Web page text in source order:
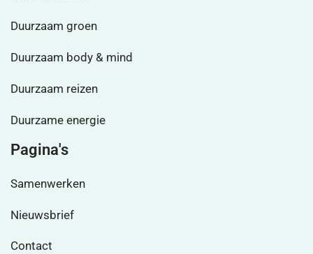
Duurzaam groen
Duurzaam body & mind
Duurzaam reizen
Duurzame energie
Pagina's
Samenwerken
Nieuwsbrief
Contact